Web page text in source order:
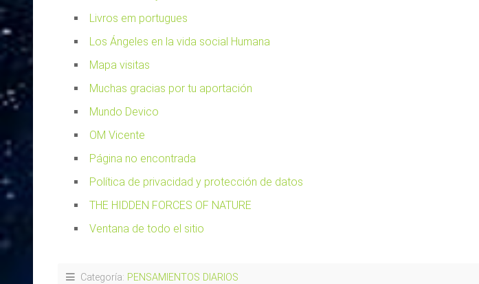
Livros em portugues
Los Ángeles en la vida social Humana
Mapa visitas
Muchas gracias por tu aportación
Mundo Devico
OM Vicente
Página no encontrada
Política de privacidad y protección de datos
THE HIDDEN FORCES OF NATURE
Ventana de todo el sitio
Categoría: PENSAMIENTOS DIARIOS